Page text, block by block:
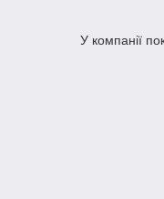
У компанії